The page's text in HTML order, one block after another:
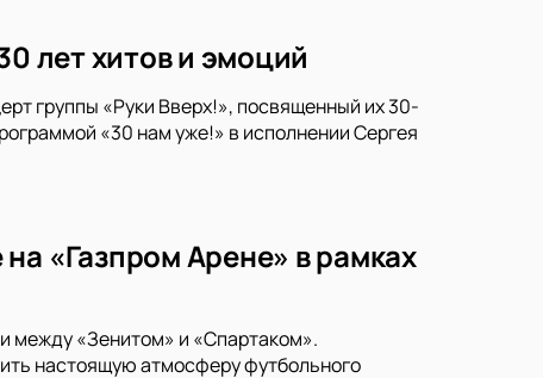
лет хитов и эмоций
группы «Руки Вверх!», посвященный их 30-
«30 нам уже!» в исполнении Сергея
«Газпром Арене» в рамках
между «Зенитом» и «Спартаком».
настоящую атмосферу футбольного